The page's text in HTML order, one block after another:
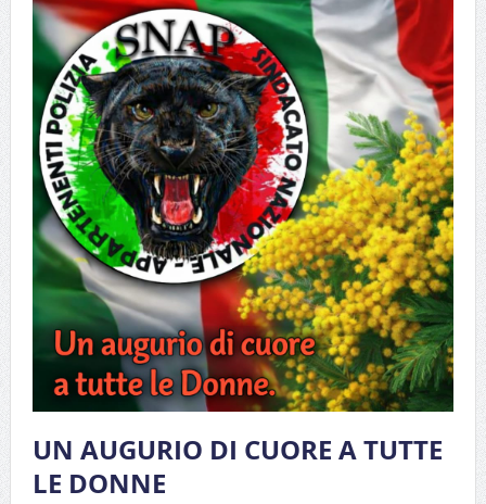
UN AUGURIO DI CUORE A TUTTE
LE DONNE